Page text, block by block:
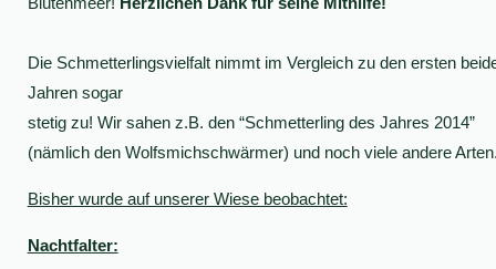
Die Schmetterlingsvielfalt nimmt im Vergleich zu den ersten
Jahren sogar
stetig zu! Wir sahen z.B. den “Schmetterling des Jahres 2014”
(nämlich den Wolfsmichschwärmer) und noch viele andere
Bisher wurde auf unserer Wiese beobachtet:
Nachtfalter: